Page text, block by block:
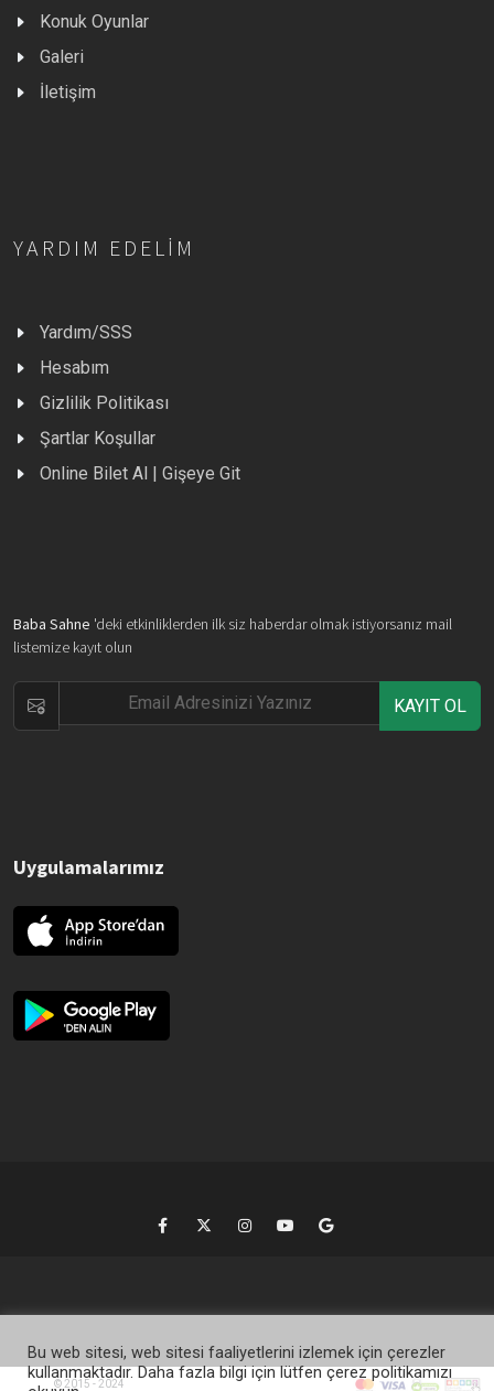
Konuk Oyunlar
Galeri
İletişim
YARDIM EDELIM
Yardım/SSS
Hesabım
Gizlilik Politikası
Şartlar Koşullar
Online Bilet Al | Gişeye Git
Baba Sahne 'deki etkinliklerden ilk siz haberdar olmak istiyorsanız mail
listemize kayıt olun
KAYIT OL
Uygulamalarımız
© 2015 - 2024
Bu web sitesi, web sitesi faaliyetlerini izlemek için çerezler
kullanmaktadır. Daha fazla bilgi için lütfen çerez politikamızı